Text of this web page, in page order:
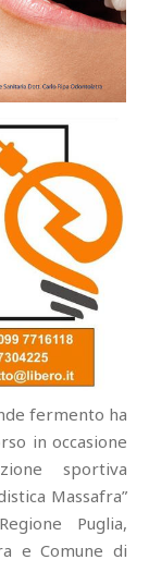
fermento ha
in occasione
sportiva
Massafra”
Puglia,
e Comune di